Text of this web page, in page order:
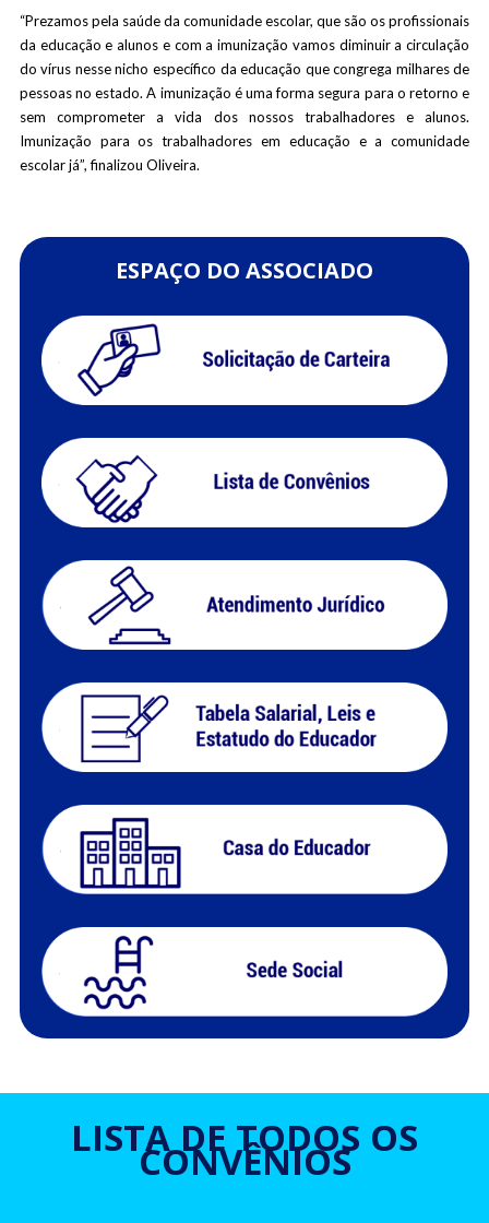
“Prezamos pela saúde da comunidade escolar, que são os profissionais
da educação e alunos e com a imunização vamos diminuir a circulação
do vírus nesse nicho específico da educação que congrega milhares de
pessoas no estado. A imunização é uma forma segura para o retorno e
sem comprometer a vida dos nossos trabalhadores e alunos.
Imunização para os trabalhadores em educação e a comunidade
escolar já”, finalizou Oliveira.
ESPAÇO DO ASSOCIADO
LISTA DE TODOS OS
CONVÊNIOS